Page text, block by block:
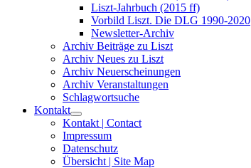
Liszt-Jahrbuch (2015 ff)
Vorbild Liszt. Die DLG 1990-2020
Newsletter-Archiv
Archiv Beiträge zu Liszt
Archiv Neues zu Liszt
Archiv Neuerscheinungen
Archiv Veranstaltungen
Schlagwortsuche
Kontakt
Kontakt | Contact
Impressum
Datenschutz
Übersicht | Site Map